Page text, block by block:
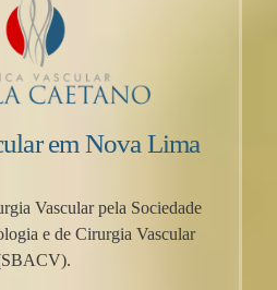
em Nova Lima
Vascular pela Sociedade
e de Cirurgia Vascular